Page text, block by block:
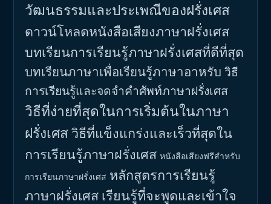
วัฒนธรรมและประเพณีของฝรั่งเศส
ดาวน์โหลดหนังสือเสียงภาษาฝรั่งเศส
บทเรียนการเรียนรู้ภาษาฝรั่งเศสที่ดีที่สุด
บทเรียนภาษาเพื่อเรียนรู้ภาษาอาหรับ วิธี
การเรียนรู้และจดจำคำศัพท์ภาษาฝรั่งเศส
วิธีที่ง่ายที่สุดในการเริ่มต้นในภาษา
ฝรั่งเศสวิธีที่แข็งแกร่งและเร็วที่สุดใน
การเรียนรู้ภาษาฝรั่งเศส หนังสือเสียงฟรีสำหรับ
การเรียนภาษาฝรั่งเศส หลักสูตรการเรียนรู้
ภาษาฝรั่งเศส เรียนรู้ที่จะพูดและเข้าใจ